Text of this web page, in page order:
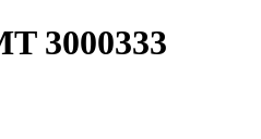
3000333